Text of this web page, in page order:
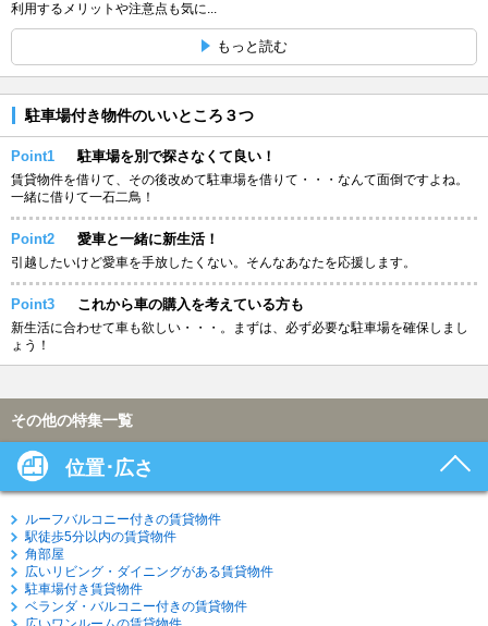
利用するメリットや注意点も気に...
もっと読む
駐車場付き物件のいいところ３つ
Point1 駐車場を別で探さなくて良い！
賃貸物件を借りて、その後改めて駐車場を借りて・・・なんて面倒ですよね。
一緒に借りて一石二鳥！
Point2 愛車と一緒に新生活！
引越したいけど愛車を手放したくない。そんなあなたを応援します。
Point3 これから車の購入を考えている方も
新生活に合わせて車も欲しい・・・。まずは、必ず必要な駐車場を確保しまし
ょう！
その他の特集一覧
位置･広さ
ルーフバルコニー付きの賃貸物件
駅徒歩5分以内の賃貸物件
角部屋
広いリビング・ダイニングがある賃貸物件
駐車場付き賃貸物件
ベランダ・バルコニー付きの賃貸物件